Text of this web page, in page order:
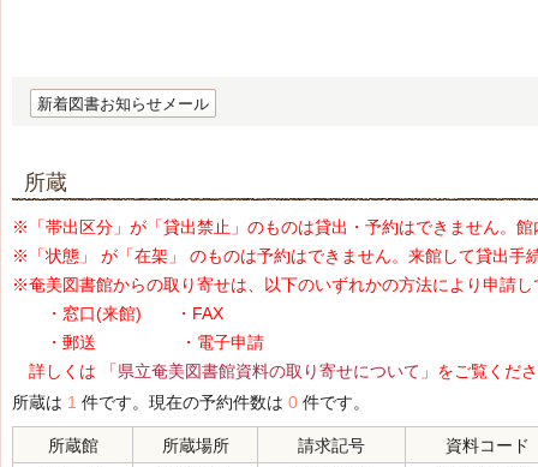
新着図書お知らせメール
所蔵
※「帯出区分」が「貸出禁止」のものは貸出・予約はできません。
※「状態」 が「在架」 のものは予約はできません。来館して貸出手
※奄美図書館からの取り寄せは、以下のいずれかの方法により申請し
・窓口(来館) ・FAX
・郵送 ・電子申請
詳しくは
「県立奄美図書館資料の取り寄せについて」 をご覧くだ
所蔵は 1 件です。現在の予約件数は 0 件です。
所蔵館 所蔵場所 請求記号
資料コード